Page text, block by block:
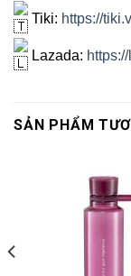
Tiki: https://
Lazada:
SẢN PHẨM